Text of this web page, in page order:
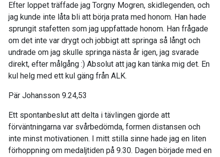
Efter loppet träffade jag Torgny Mogren, skidlegenden, och
jag kunde inte låta bli att börja prata med honom. Han hade
sprungit stafetten som jag uppfattade honom. Han frågade
om det inte var drygt och jobbigt att springa så långt och
undrade om jag skulle springa nästa år igen, jag svarade
direkt, efter målgång :) Absolut att jag kan tänka mig det. En
kul helg med ett kul gäng från ALK.
Pär Johansson 9.24,53
Ett spontanbeslut att delta i tävlingen gjorde att
förväntningarna var svårbedömda, formen distansen och
inte minst motivationen. I mitt stilla sinne hade jag en liten
förhoppning om medaljtiden på 9.30. Dagen började med en